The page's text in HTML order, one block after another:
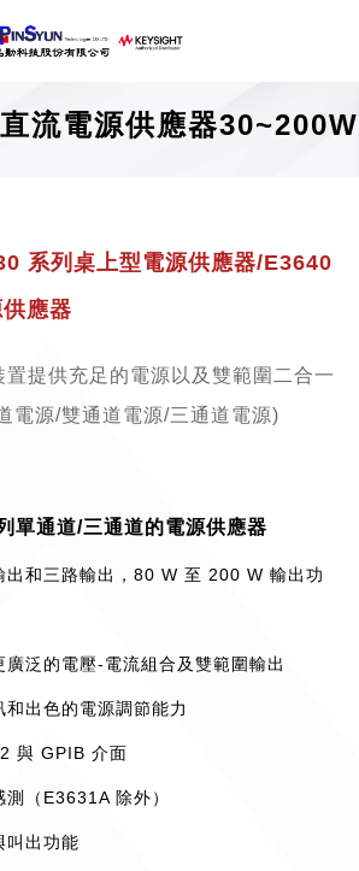
流電源供應器30~200W
系列桌上型電源供應器/E3640
應器
提供充足的電源以及雙範圍二合一
電源/雙通道電源/三通道電源)
單通道/三通道的電源供應器
出和三路輸出，80 W 至 200 W 輸出功
廣泛的電壓-電流組合及雙範圍輸出
和出色的電源調節能力
與 GPIB 介面
（E3631A 除外）
叫出功能